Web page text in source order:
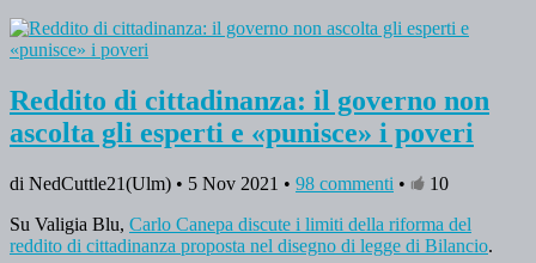
Reddito di cittadinanza: il governo non
ascolta gli esperti e «punisce» i poveri
di NedCuttle21(Ulm) • 5 Nov 2021 • 98 commenti •
10
Su Valigia Blu, Carlo Canepa discute i limiti della riforma del
reddito di cittadinanza proposta nel disegno di legge di Bilancio.